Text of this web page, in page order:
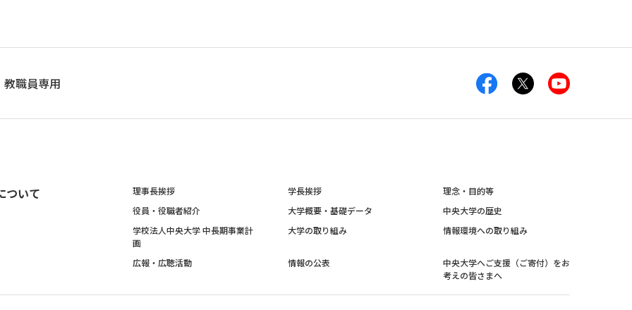
教職員専用
ついて 理事長挨拶 学長挨拶
理念・目的等
役員・役職者紹介
大学概要・基礎データ
中央大学の歴史
学校法人中央大学 中長期事業計
画
大学の取り組み 情報環境への取り組み
広報・広聴活動 情報の公表
中央大学へご支援（ご寄付）をお
考えの皆さまへ